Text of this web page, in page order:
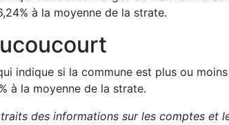
% à la moyenne de la strate.
indique si la commune est plus ou
% à la moyenne de la strate.
des informations sur les comptes et